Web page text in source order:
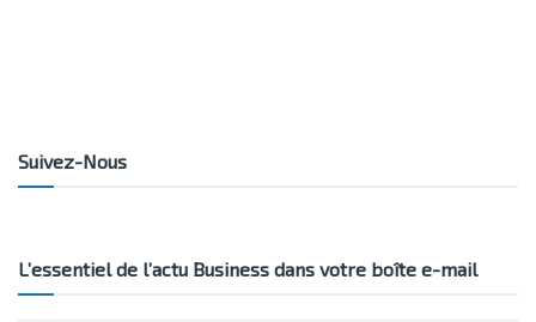
Suivez-Nous
L’essentiel de l’actu Business dans votre boîte e-mail